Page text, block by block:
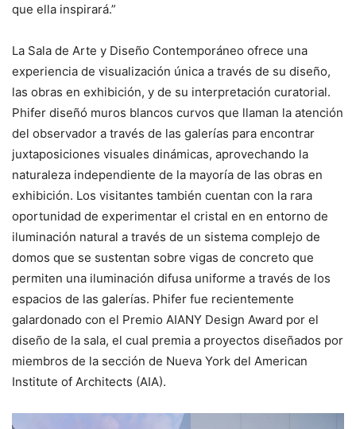
que ella inspirará.”
La Sala de Arte y Diseño Contemporáneo ofrece una
experiencia de visualización única a través de su diseño,
las obras en exhibición, y de su interpretación curatorial.
Phifer diseñó muros blancos curvos que llaman la atención
del observador a través de las galerías para encontrar
juxtaposiciones visuales dinámicas, aprovechando la
naturaleza independiente de la mayoría de las obras en
exhibición. Los visitantes también cuentan con la rara
oportunidad de experimentar el cristal en en entorno de
iluminación natural a través de un sistema complejo de
domos que se sustentan sobre vigas de concreto que
permiten una iluminación difusa uniforme a través de los
espacios de las galerías. Phifer fue recientemente
galardonado con el Premio AIANY Design Award por el
diseño de la sala, el cual premia a proyectos diseñados por
miembros de la sección de Nueva York del American
Institute of Architects (AIA).